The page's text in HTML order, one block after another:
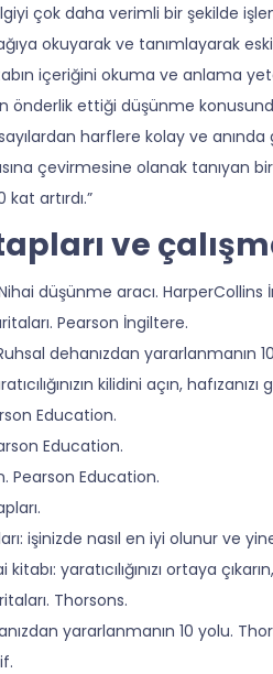
çok daha verimli bir şekilde
okuyarak ve tanımlayarak
içeriğini okuma ve anlama
önderlik ettiği düşünme
harflere kolay ve
çevirmesine olanak tanıyan
kat artırdı.”
ve
düşünme aracı. HarperCollins
Pearson İngiltere.
dehanızdan yararlanmanın
kilidini açın,
Education.
Education.
Pearson Education.
işinizde nasıl en iyi olunur ve
yaratıcılığınızı ortaya
Thorsons.
yararlanmanın 10 yolu.